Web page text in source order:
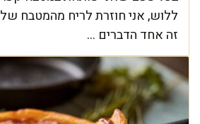
ללוש, אני חוזרת לריח מהמטבח
זה אחד הדברים ...